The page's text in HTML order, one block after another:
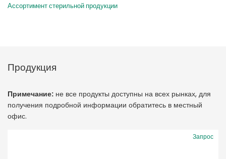
Ассортимент стерильной продукции
Продукция
Примечание: не все продукты доступны на всех рынках, для
получения подробной информации обратитесь в местный
офис.
Запрос